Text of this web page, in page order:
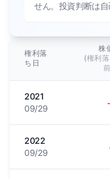
せん。投資判断は自
権利落
ち日
株
(権利
2021
09/29
2022
09/29